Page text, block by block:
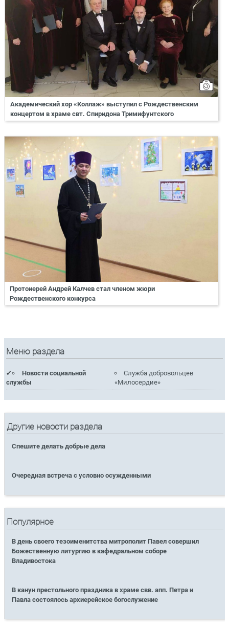
Академический хор «Коллаж» выступил с Рождественским
концертом в храме свт. Спиридона Тримифунтского
Протоиерей Андрей Калчев стал членом жюри
Рождественского конкурса
Меню раздела
Новости социальной
службы
Служба добровольцев
«Милосердие»
Другие новости раздела
Спешите делать добрые дела
Очередная встреча с условно осужденными
Популярное
В день своего тезоименитства митрополит Павел совершил
Божественную литургию в кафедральном соборе
Владивостока
В канун престольного праздника в храме свв. апп. Петра и
Павла состоялось архиерейское богослужение